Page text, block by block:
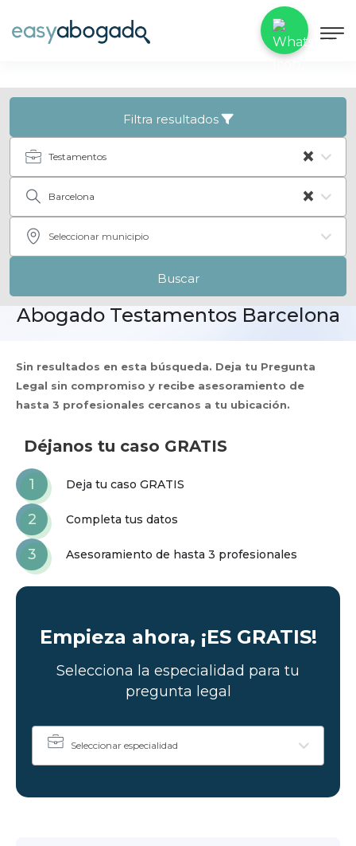
Filtra resultados
×
Testamentos
×
Barcelona
Seleccionar municipio
Buscar
Abogado Testamentos Barcelona
Sin resultados en esta búsqueda. Deja tu Pregunta
Legal sin compromiso y recibe asesoramiento de
hasta 3 profesionales cercanos a tu ubicación.
Déjanos tu caso GRATIS
1 Deja tu caso GRATIS
2 Completa tus datos
3 Asesoramiento de hasta 3 profesionales
Empieza ahora, ¡ES GRATIS!
Selecciona la especialidad para tu
pregunta legal
Seleccionar especialidad